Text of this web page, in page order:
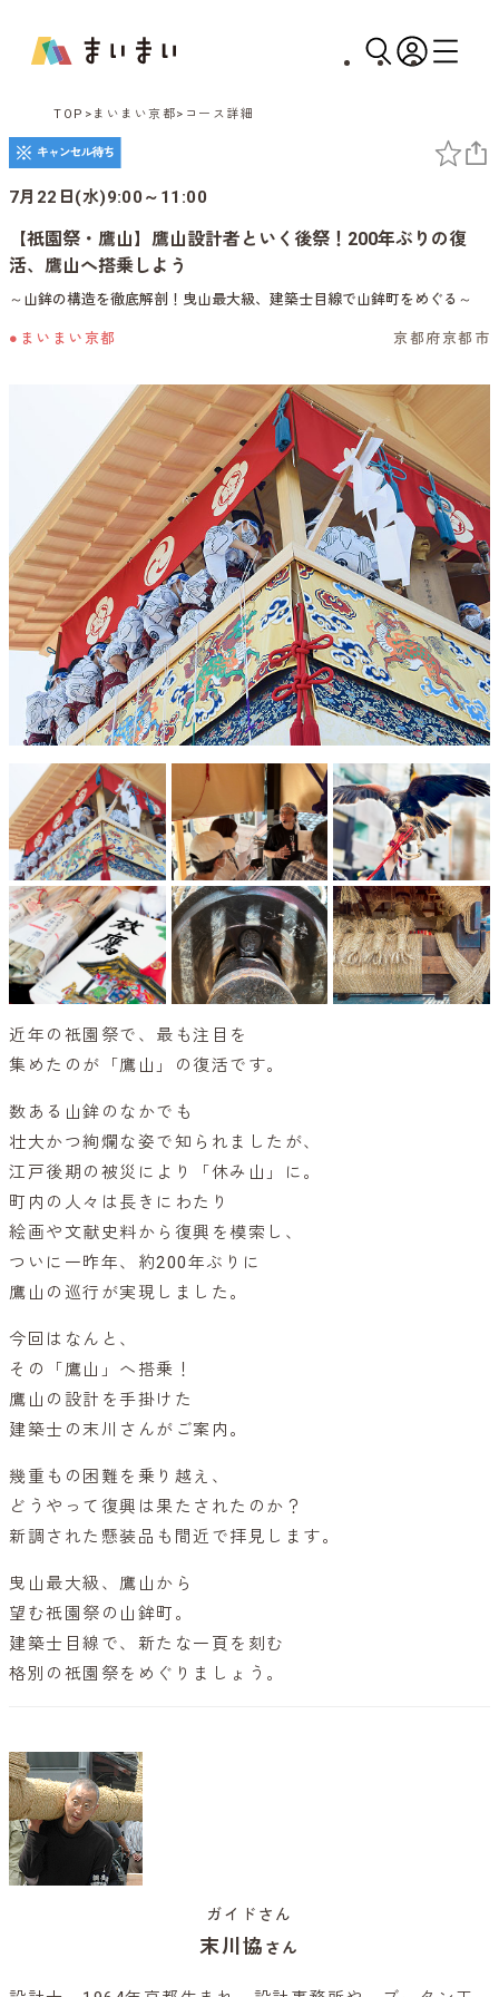
TOP まいまい京都 コース詳細
7月22日(水)9:00～11:00
【祇園祭・鷹山】鷹山設計者といく後祭！200年ぶりの復
活、鷹山へ搭乗しよう
～山鉾の構造を徹底解剖！曳山最大級、建築士目線で山鉾町をめぐる～
●まいまい京都 京都府京都市
近年の祇園祭で、最も注目を
集めたのが「鷹山」の復活です。
数ある山鉾のなかでも
壮大かつ絢爛な姿で知られましたが、
江戸後期の被災により「休み山」に。
町内の人々は長きにわたり
絵画や文献史料から復興を模索し、
ついに一昨年、約200年ぶりに
鷹山の巡行が実現しました。
今回はなんと、
その「鷹山」へ搭乗！
鷹山の設計を手掛けた
建築士の末川さんがご案内。
幾重もの困難を乗り越え、
どうやって復興は果たされたのか？
新調された懸装品も間近で拝見します。
曳山最大級、鷹山から
望む祇園祭の山鉾町。
建築士目線で、新たな一頁を刻む
格別の祇園祭をめぐりましょう。
ガイドさん
末川協 さん